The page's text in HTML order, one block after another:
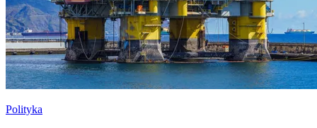
Polityka